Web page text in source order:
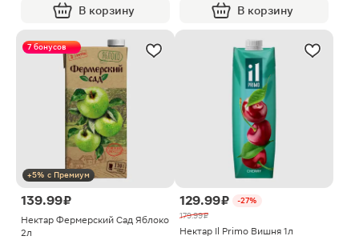
В корзину В корзину
7 бонусов
+5% с Премиум
139.99 ₽
Нектар Фермерский Сад Яблоко
2л
129.99 ₽
-27%
179.99 ₽
Нектар Il Primo Вишня 1л